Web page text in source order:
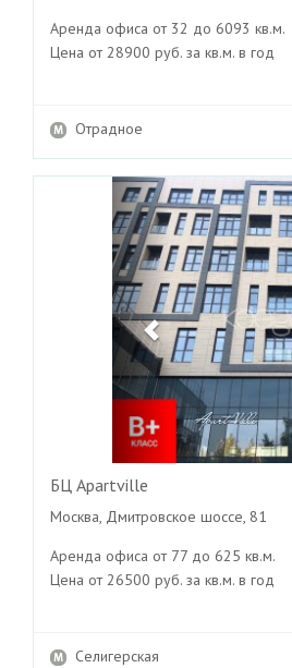
Аренда офиса от 32 до 6093 кв.м.
Цена от 28900 руб. за кв.м. в год
Отрадное
Previous
БЦ Apartville
Москва, Дмитровское шоссе, 81
Аренда офиса от 77 до 625 кв.м.
Цена от 26500 руб. за кв.м. в год
Селигерская